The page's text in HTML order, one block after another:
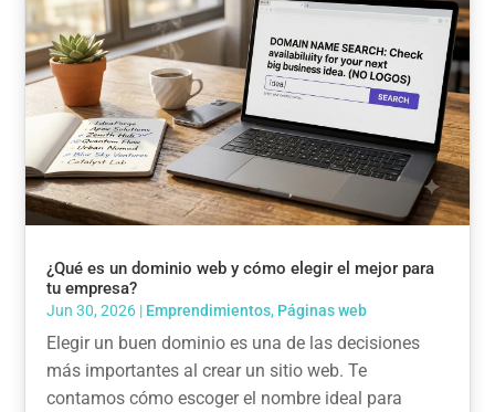
¿Qué es un dominio web y cómo elegir el mejor para
tu empresa?
Jun 30, 2026 | Emprendimientos, Páginas web
Elegir un buen dominio es una de las decisiones
más importantes al crear un sitio web. Te
contamos cómo escoger el nombre ideal para